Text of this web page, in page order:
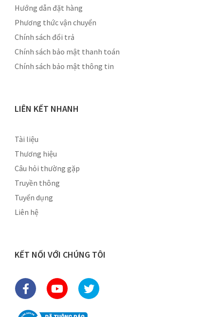
Hướng dẫn đặt hàng
Phương thức vận chuyển
Chính sách đổi trả
Chính sách bảo mật thanh toán
Chính sách bảo mật thông tin
LIÊN KẾT NHANH
Tài liệu
Thương hiệu
Câu hỏi thường gặp
Truyền thông
Tuyển dụng
Liên hệ
KẾT NỐI VỚI CHÚNG TÔI